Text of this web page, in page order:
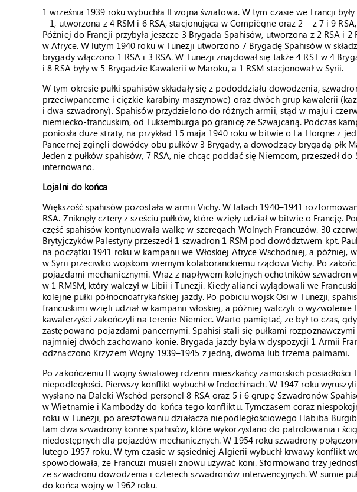
1 września 1939 roku wybuchła II wojna światowa. W tym czasie we Francji
– 1, utworzona z 4 RSM i 6 RSA, stacjonująca w Compiègne oraz 2 – z 7 i 9
Później do Francji przybyła jeszcze 3 Brygada Spahisów, utworzona z 2 RSA i
w Afryce. W lutym 1940 roku w Tunezji utworzono 7 Brygadę Spahisów w
brygady włączono 1 RSA i 3 RSA. W Tunezji znajdował się także 4 RST w 4
i 8 RSA były w 5 Brygadzie Kawalerii w Maroku, a 1 RSM stacjonował w Syrii.
W tym okresie pułki spahisów składały się z pododdziału dowodzenia,
przeciwpancerne i ciężkie karabiny maszynowe) oraz dwóch grup kawalerii
i dwa szwadrony). Spahisów przydzielono do różnych armii, stąd w maju i
niemiecko-francuskim, od Luksemburga po granicę ze Szwajcarią. Podczas
poniosła duże straty, na przykład 15 maja 1940 roku w bitwie o La Horgne z
Pancernej zginęli dowódcy obu pułków 3 Brygady, a dowodzący brygadą płk
Jeden z pułków spahisów, 7 RSA, nie chcąc poddać się Niemcom, przeszedł
internowano.
Lojalni do końca
Większość spahisów pozostała w armii Vichy. W latach 1940–1941
RSA. Zniknęły cztery z sześciu pułków, które wzięły udział w bitwie o Francję.
część spahisów kontynuowała walkę w szeregach Wolnych Francuzów. 30
Brytyjczyków Palestyny przeszedł 1 szwadron 1 RSM pod dowództwem kpt.
na początku 1941 roku w kampanii we Włoskiej Afryce Wschodniej, a później,
w Syrii przeciwko wojskom wiernym kolaboranckiemu rządowi Vichy. Po
pojazdami mechanicznymi. Wraz z napływem kolejnych ochotników szwadron
w 1 RMSM, który walczył w Libii i Tunezji. Kiedy alianci wylądowali we
kolejne pułki północnoafrykańskiej jazdy. Po pobiciu wojsk Osi w Tunezji,
francuskimi wzięli udział w kampanii włoskiej, a później walczyli o wyzwolenie
kawalerzyści zakończyli na terenie Niemiec. Warto pamiętać, że był to czas,
zastępowano pojazdami pancernymi. Spahisi stali się pułkami
najmniej dwóch zachowano konie. Brygada jazdy była w dyspozycji 1 Armii
odznaczono Krzyżem Wojny 1939–1945 z jedną, dwoma lub trzema palmami.
Po zakończeniu II wojny światowej rdzenni mieszkańcy zamorskich posiadłości
niepodległości. Pierwszy konflikt wybuchł w Indochinach. W 1947 roku
wysłano na Daleki Wschód personel 8 RSA oraz 5 i 6 grupę Szwadronów
w Wietnamie i Kambodży do końca tego konfliktu. Tymczasem coraz
roku w Tunezji, po aresztowaniu działacza niepodległościowego Habiba
tam dwa szwadrony konne spahisów, które wykorzystano do patrolowania i
niedostępnych dla pojazdów mechanicznych. W 1954 roku szwadrony
lutego 1957 roku. W tym czasie w sąsiedniej Algierii wybuchł krwawy konflikt
spowodowała, że Francuzi musieli znowu używać koni. Sformowano trzy
ze szwadronu dowodzenia i czterech szwadronów interwencyjnych. W sumie
do końca wojny w 1962 roku.